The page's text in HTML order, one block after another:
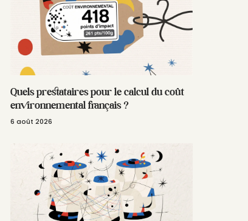
Quels prestataires pour le calcul du coût
environnemental français ?
6 août 2026